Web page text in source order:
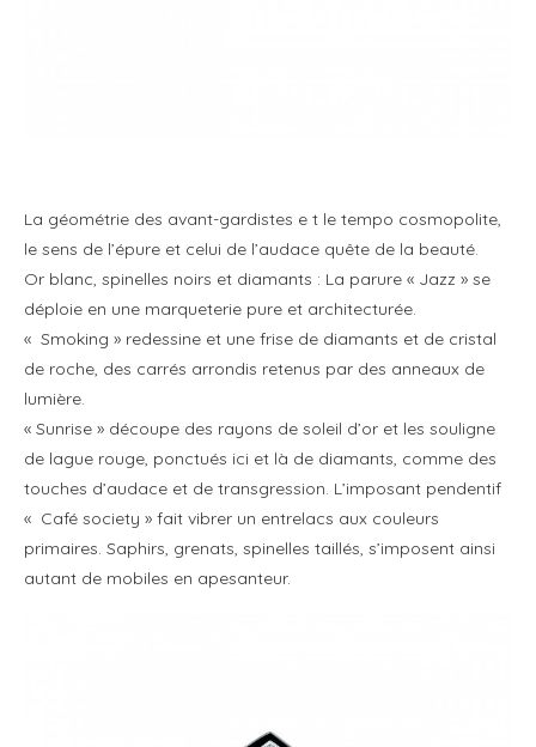
La géométrie des avant-gardistes e t le tempo cosmopolite,
le sens de l’épure et celui de l’audace quête de la beauté.
Or blanc, spinelles noirs et diamants : La parure « Jazz » se
déploie en une marqueterie pure et architecturée.
« Smoking » redessine et une frise de diamants et de cristal
de roche, des carrés arrondis retenus par des anneaux de
lumière.
« Sunrise » découpe des rayons de soleil d’or et les souligne
de lague rouge, ponctués ici et là de diamants, comme des
touches d’audace et de transgression. L’imposant pendentif
« Café society » fait vibrer un entrelacs aux couleurs
primaires. Saphirs, grenats, spinelles taillés, s’imposent ainsi
autant de mobiles en apesanteur.